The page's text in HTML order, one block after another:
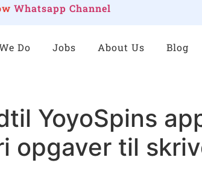
Whatsapp Channel
Do Jobs About Us Blog
YoyoSpins
opgaver til